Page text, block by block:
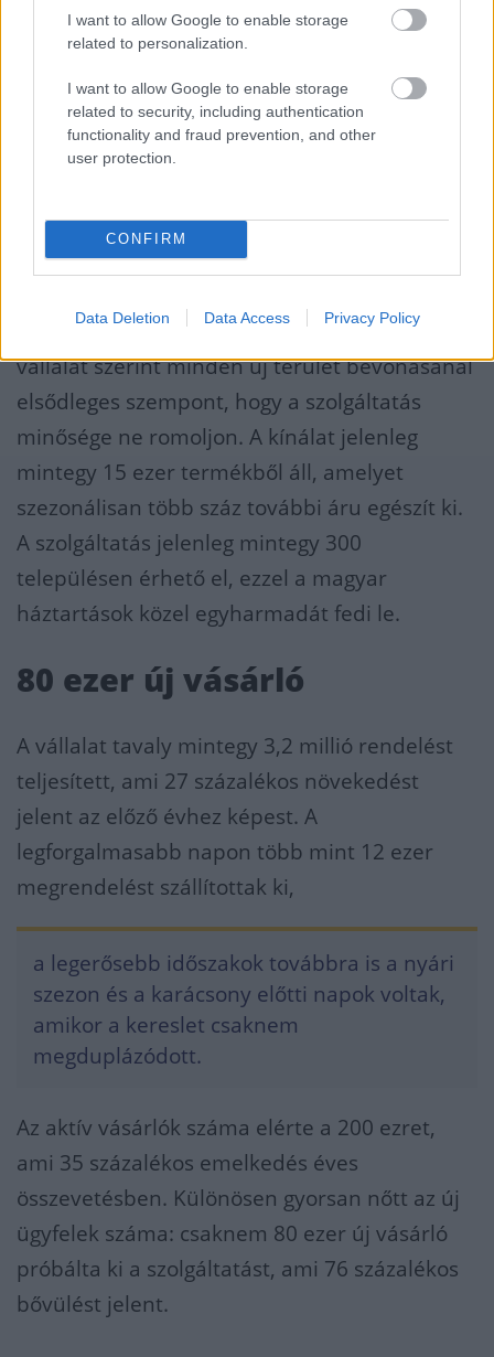
I want to allow Google to enable storage
related to personalization.
I want to allow Google to enable storage
related to security, including authentication
functionality and fraud prevention, and other
user protection.
CONFIRM
Data Deletion Data Access Privacy Policy
ügyvezető ismertette a vállalat tavalyi
eredményeit és az idei terveket.
Budapesten a megrendelések akár 90
percen belül megérkeznek, miközben a
az átvételhez.
nagyobb távolságok miatt hosszabb, de a
vállalat szerint minden új terület bevonásánál
elsődleges szempont, hogy a szolgáltatás
minősége ne romoljon. A kínálat jelenleg
mintegy 15 ezer termékből áll, amelyet
szezonálisan több száz további áru egészít ki.
A szolgáltatás jelenleg mintegy 300
településen érhető el, ezzel a magyar
háztartások közel egyharmadát fedi le.
80 ezer új vásárló
A vállalat tavaly mintegy 3,2 millió rendelést
teljesített, ami 27 százalékos növekedést
jelent az előző évhez képest. A
legforgalmasabb napon több mint 12 ezer
megrendelést szállítottak ki,
a legerősebb időszakok továbbra is a nyári
szezon és a karácsony előtti napok voltak,
amikor a kereslet csaknem
megduplázódott.
Az aktív vásárlók száma elérte a 200 ezret,
ami 35 százalékos emelkedés éves
összevetésben. Különösen gyorsan nőtt az új
ügyfelek száma: csaknem 80 ezer új vásárló
próbálta ki a szolgáltatást, ami 76 százalékos
bővülést jelent.